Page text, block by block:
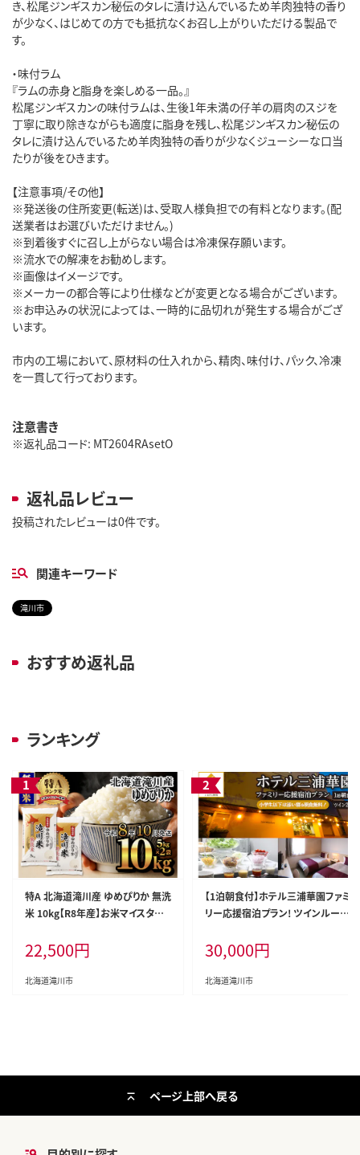
き、松尾ジンギスカン秘伝のタレに漬け込んでいるため羊肉独特の香り
が少なく、はじめての方でも抵抗なくお召し上がりいただける製品で
す。
・味付ラム
『ラムの赤身と脂身を楽しめる一品。』
松尾ジンギスカンの味付ラムは、生後1年未満の仔羊の肩肉のスジを
丁寧に取り除きながらも適度に脂身を残し、松尾ジンギスカン秘伝の
タレに漬け込んでいるため羊肉独特の香りが少なくジューシーな口当
たりが後をひきます。
【注意事項/その他】
※発送後の住所変更(転送)は、受取人様負担での有料となります。(配
送業者はお選びいただけません。)
※到着後すぐに召し上がらない場合は冷凍保存願います。
※流水での解凍をお勧めします。
※画像はイメージです。
※メーカーの都合等により仕様などが変更となる場合がございます。
※お申込みの状況によっては、一時的に品切れが発生する場合がござ
います。
市内の工場において、原材料の仕入れから、精肉、味付け、パック、冷凍
を一貫して行っております。
注意書き
※返礼品コード: MT2604RAsetO
返礼品レビュー
投稿されたレビューは0件です。
関連キーワード
滝川市
おすすめ返礼品
ランキング
特A 北海道滝川産 ゆめぴりか 無洗
米 10kg【R8年産】お米マイスター
米 北海道米 北海道産 白米 精米
米 こめ コメ お米 ご飯 おにぎり 道
産 送料無料 むせんまい 限定 贈答
22,500円
北海道滝川市
【1泊朝食付】ホテル三浦華園ファミ
リー応援宿泊プラン! ツインルーム
30,000円
北海道滝川市
ページ上部へ戻る